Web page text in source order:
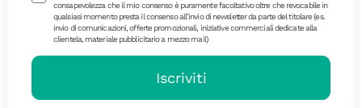
consapevolezza che il mio consenso è puramente facoltativo oltre che revocabile in
qualsiasi momento presta il consenso all’invio di newsletter da parte del titolare (es.
invio di comunicazioni, offerte promozionali, iniziative commerciali dedicate alla
clientela, materiale pubblicitario a mezzo mail)
Iscriviti